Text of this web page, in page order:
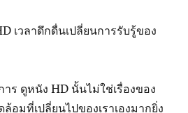
เวลาดึกดื่นเปลี่ยนการรับรู้ของ
ร ดูหนัง HD นั้นไม่ใช่เรื่องของ
อมที่เปลี่ยนไปของเราเองมากยิ่ง